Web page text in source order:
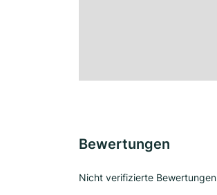
Bewertungen
Nicht verifizierte Bewertungen